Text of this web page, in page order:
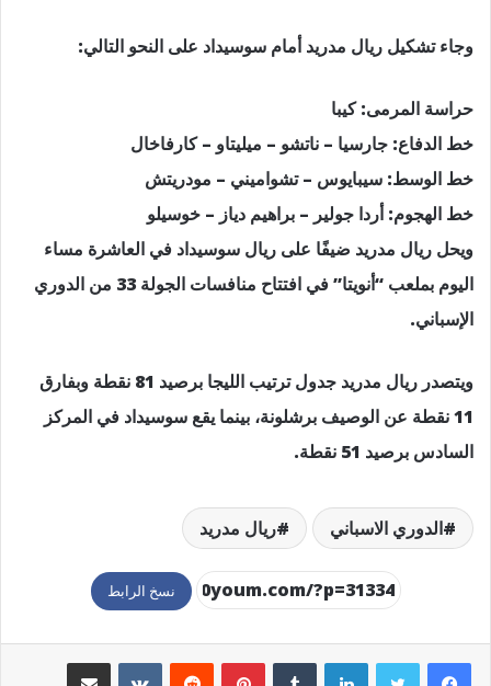
وجاء تشكيل ريال مدريد أمام سوسيداد على النحو التالي:
حراسة المرمى: كيبا
خط الدفاع: جارسيا – ناتشو – ميليتاو – كارفاخال
خط الوسط: سيبايوس – تشواميني – مودريتش
خط الهجوم: أردا جولير – براهيم دياز – خوسيلو
ويحل ريال مدريد ضيفًا على ريال سوسيداد في العاشرة مساء
اليوم بملعب “أنويتا” في افتتاح منافسات الجولة 33 من الدوري
الإسباني.
ويتصدر ريال مدريد جدول ترتيب الليجا برصيد 81 نقطة وبفارق
11 نقطة عن الوصيف برشلونة، بينما يقع سوسيداد في المركز
السادس برصيد 51 نقطة.
الدوري الاسباني ريال مدريد
نسخ الرابط
لينكدإن بينتيريست مشاركة عبر البريد